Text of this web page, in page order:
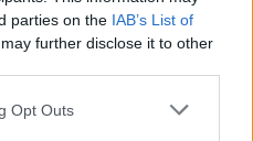
parties on the IAB’s List of
further disclose it to other
Opt Outs